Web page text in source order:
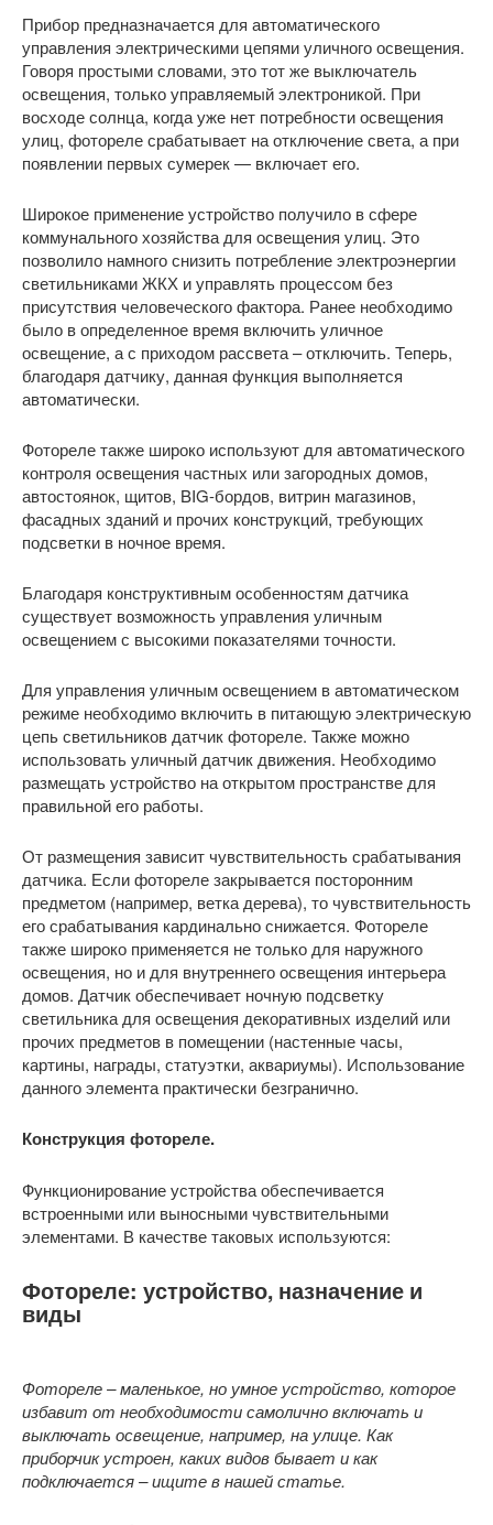
Прибор предназначается для автоматического
управления электрическими цепями уличного освещения.
Говоря простыми словами, это тот же выключатель
освещения, только управляемый электроникой. При
восходе солнца, когда уже нет потребности освещения
улиц, фотореле срабатывает на отключение света, а при
появлении первых сумерек — включает его.
Широкое применение устройство получило в сфере
коммунального хозяйства для освещения улиц. Это
позволило намного снизить потребление электроэнергии
светильниками ЖКХ и управлять процессом без
присутствия человеческого фактора. Ранее необходимо
было в определенное время включить уличное
освещение, а с приходом рассвета – отключить. Теперь,
благодаря датчику, данная функция выполняется
автоматически.
Фотореле также широко используют для автоматического
контроля освещения частных или загородных домов,
автостоянок, щитов, BIG-бордов, витрин магазинов,
фасадных зданий и прочих конструкций, требующих
подсветки в ночное время.
Благодаря конструктивным особенностям датчика
существует возможность управления уличным
освещением с высокими показателями точности.
Для управления уличным освещением в автоматическом
режиме необходимо включить в питающую электрическую
цепь светильников датчик фотореле. Также можно
использовать уличный датчик движения. Необходимо
размещать устройство на открытом пространстве для
правильной его работы.
От размещения зависит чувствительность срабатывания
датчика. Если фотореле закрывается посторонним
предметом (например, ветка дерева), то чувствительность
его срабатывания кардинально снижается. Фотореле
также широко применяется не только для наружного
освещения, но и для внутреннего освещения интерьера
домов. Датчик обеспечивает ночную подсветку
светильника для освещения декоративных изделий или
прочих предметов в помещении (настенные часы,
картины, награды, статуэтки, аквариумы). Использование
данного элемента практически безгранично.
Конструкция фотореле.
Функционирование устройства обеспечивается
встроенными или выносными чувствительными
элементами. В качестве таковых используются:
Фотореле: устройство, назначение и
виды
Фотореле – маленькое, но умное устройство, которое
избавит от необходимости самолично включать и
выключать освещение, например, на улице. Как
приборчик устроен, каких видов бывает и как
подключается – ищите в нашей статье.